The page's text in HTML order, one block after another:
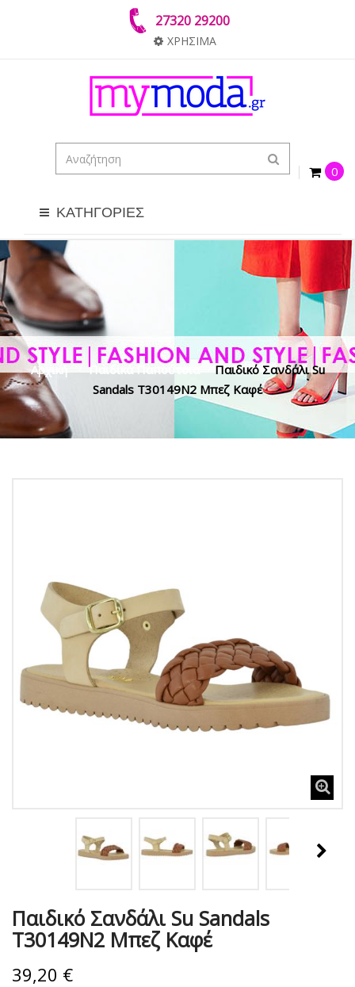
27320 29200
ΧΡΗΣΙΜΑ
0
ΚΑΤΗΓΟΡΙΕΣ
Αρχική > Παιδικά Παπούτσια > Παιδικό Σανδάλι Su
Sandals T30149N2 Μπεζ Καφέ
Παιδικό Σανδάλι Su Sandals
T30149N2 Μπεζ Καφέ
39,20 €